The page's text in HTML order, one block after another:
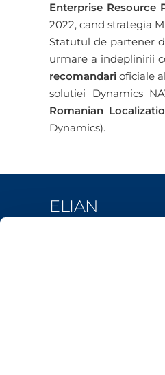
Enterprise Resource
2022, cand strategia
Statutul de partener
urmare a indeplinirii
recomandari oficiale
solutiei Dynamics
Romanian
Dynamics).
ELIAN
Your Workflow.
Prelucrarea